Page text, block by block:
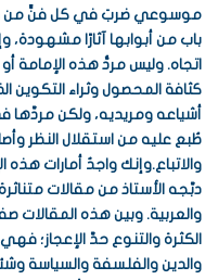
موسوعي ضربَ في كل فنٍّ من
باب من أبوابها آثارًا
اتجاه. وليس مردُّ هذه الإمامة
كثافة المحصول وثراء
أشياعه ومريديه، ولكن مردَّها
طُبع عليه من استقلال النظر
والاتباع.وإنك واجدٌ أمارات
دبَّجه الأستاذ من مقالات
والعربية. وبين هذه المقالات
الكثرة والتنوع حدَّ الإعجاز؛
والدين والفلسفة والسياسة